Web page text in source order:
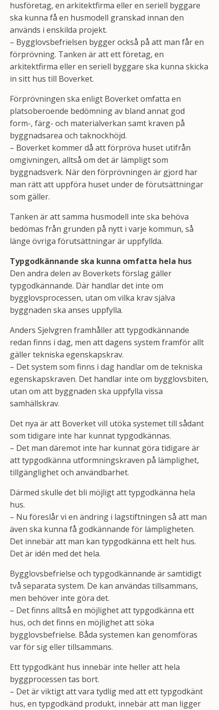
husföretag, en arkitektfirma eller en seriell byggare
ska kunna få en husmodell granskad innan den
används i enskilda projekt.
– Bygglovsbefrielsen bygger också på att man får en
förprövning. Tanken är att ett företag, en
arkitektfirma eller en seriell byggare ska kunna skicka
in sitt hus till Boverket.
Förprövningen ska enligt Boverket omfatta en
platsoberoende bedömning av bland annat god
form-, färg- och materialverkan samt kraven på
byggnadsarea och taknockhöjd.
– Boverket kommer då att förpröva huset utifrån
omgivningen, alltså om det är lämpligt som
byggnadsverk. När den förprövningen är gjord har
man rätt att uppföra huset under de förutsättningar
som gäller.
Tanken är att samma husmodell inte ska behöva
bedömas från grunden på nytt i varje kommun, så
länge övriga förutsättningar är uppfyllda.
Typgodkännande ska kunna omfatta hela hus
Den andra delen av Boverkets förslag gäller
typgodkännande. Där handlar det inte om
bygglovsprocessen, utan om vilka krav själva
byggnaden ska anses uppfylla.
Anders Sjelvgren framhåller att typgodkännande
redan finns i dag, men att dagens system framför allt
gäller tekniska egenskapskrav.
– Det system som finns i dag handlar om de tekniska
egenskapskraven. Det handlar inte om bygglovsbiten,
utan om att byggnaden ska uppfylla vissa
samhällskrav.
Det nya är att Boverket vill utöka systemet till sådant
som tidigare inte har kunnat typgodkännas.
– Det man däremot inte har kunnat göra tidigare är
att typgodkänna utformningskraven på lämplighet,
tillgänglighet och användbarhet.
Därmed skulle det bli möjligt att typgodkänna hela
hus.
– Nu föreslår vi en ändring i lagstiftningen så att man
även ska kunna få godkännande för lämpligheten.
Det innebär att man kan typgodkänna ett helt hus.
Det är idén med det hela.
Bygglovsbefrielse och typgodkännande är samtidigt
två separata system. De kan användas tillsammans,
men behöver inte göra det.
– Det finns alltså en möjlighet att typgodkänna ett
hus, och det finns en möjlighet att söka
bygglovsbefrielse. Båda systemen kan genomföras
var för sig eller tillsammans.
Ett typgodkänt hus innebär inte heller att hela
byggprocessen tas bort.
– Det är viktigt att vara tydlig med att ett typgodkänt
hus, en typgodkänd produkt, innebär att man ligger